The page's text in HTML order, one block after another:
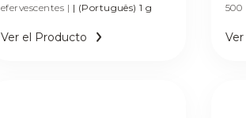
efervescentes | | (Português) 1 g
Ver el Producto
500